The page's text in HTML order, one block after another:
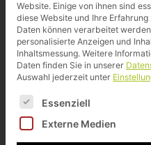
VOTTELER
Website. Einige von ihnen sind
diese Website und Ihre
Daten können verarbeitet
personalisierte Anzeigen und
Inhaltsmessung. Weitere
Daten finden Sie in unserer
Auswahl jederzeit unter
Es folgt eine Liste der
Essenziell
Externe Medien